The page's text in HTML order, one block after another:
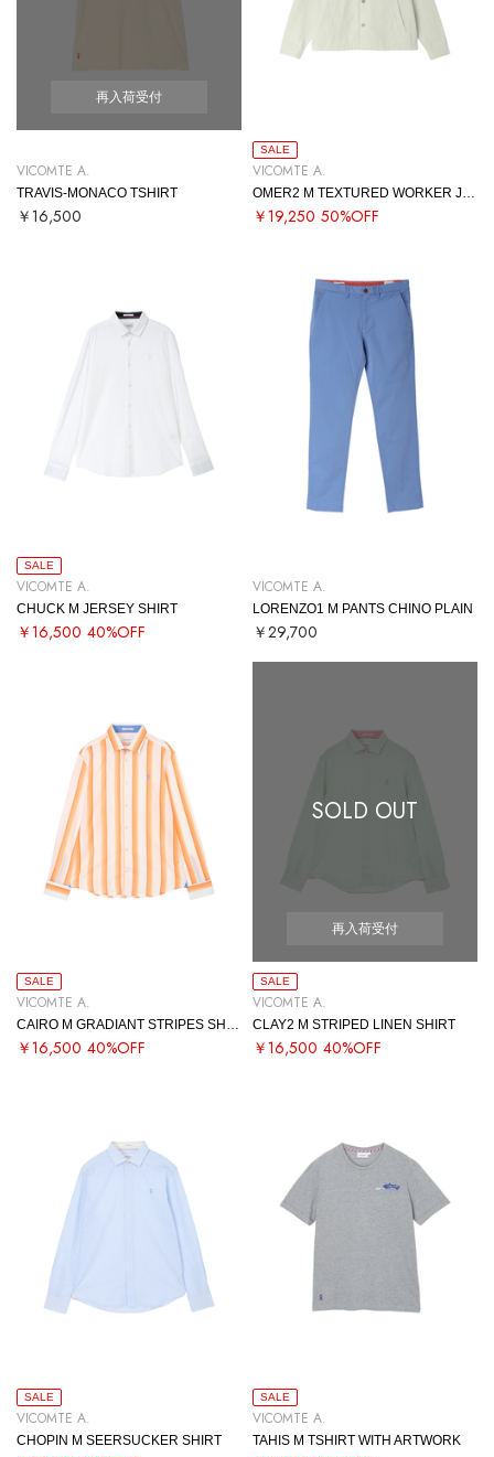
再入荷受付
VICOMTE A.
TRAVIS-MONACO TSHIRT
￥16,500
SALE
VICOMTE A.
￥19,250 50%OFF
SALE
VICOMTE A.
CHUCK M JERSEY SHIRT
￥16,500 40%OFF
VICOMTE A.
LORENZO1 M PANTS CHINO PLAIN
￥29,700
SALE
VICOMTE A.
￥16,500 40%OFF
SOLD OUT
再入荷受付
SALE
VICOMTE A.
CLAY2 M STRIPED LINEN SHIRT
￥16,500 40%OFF
SALE
VICOMTE A.
CHOPIN M SEERSUCKER SHIRT
SALE
VICOMTE A.
TAHIS M TSHIRT WITH ARTWORK